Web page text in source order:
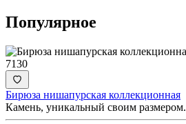
Популярное
7130
Бирюза нишапурская коллекционная
Камень, уникальный своим размером.